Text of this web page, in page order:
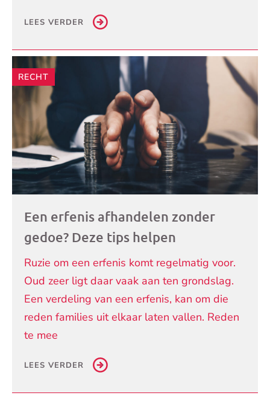
LEES VERDER
RECHT
Een erfenis afhandelen zonder
gedoe? Deze tips helpen
Ruzie om een erfenis komt regelmatig voor.
Oud zeer ligt daar vaak aan ten grondslag.
Een verdeling van een erfenis, kan om die
reden families uit elkaar laten vallen. Reden
te mee
LEES VERDER